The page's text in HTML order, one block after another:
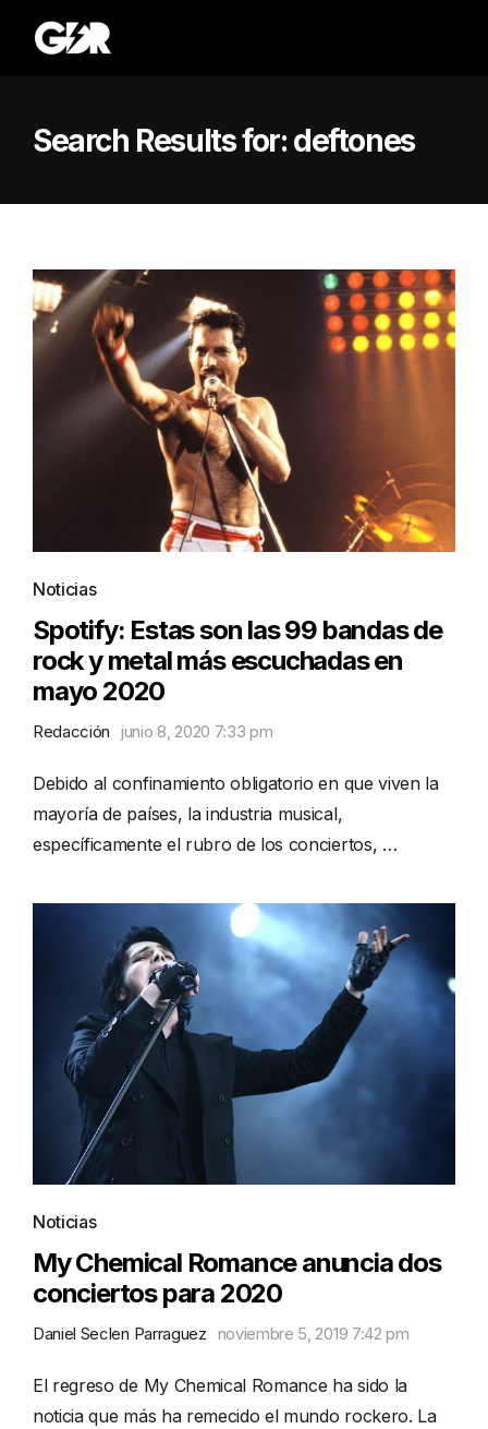
Search Results for:deftones
Noticias
Spotify: Estas son las 99 bandas de
rock y metal más escuchadas en
mayo 2020
Redacción junio 8, 2020 7:33 pm
Debido al confinamiento obligatorio en que viven la
mayoría de países, la industria musical,
específicamente el rubro de los conciertos, …
Noticias
My Chemical Romance anuncia dos
conciertos para 2020
Daniel Seclen Parraguez noviembre 5, 2019 7:42 pm
El regreso de My Chemical Romance ha sido la
noticia que más ha remecido el mundo rockero. La